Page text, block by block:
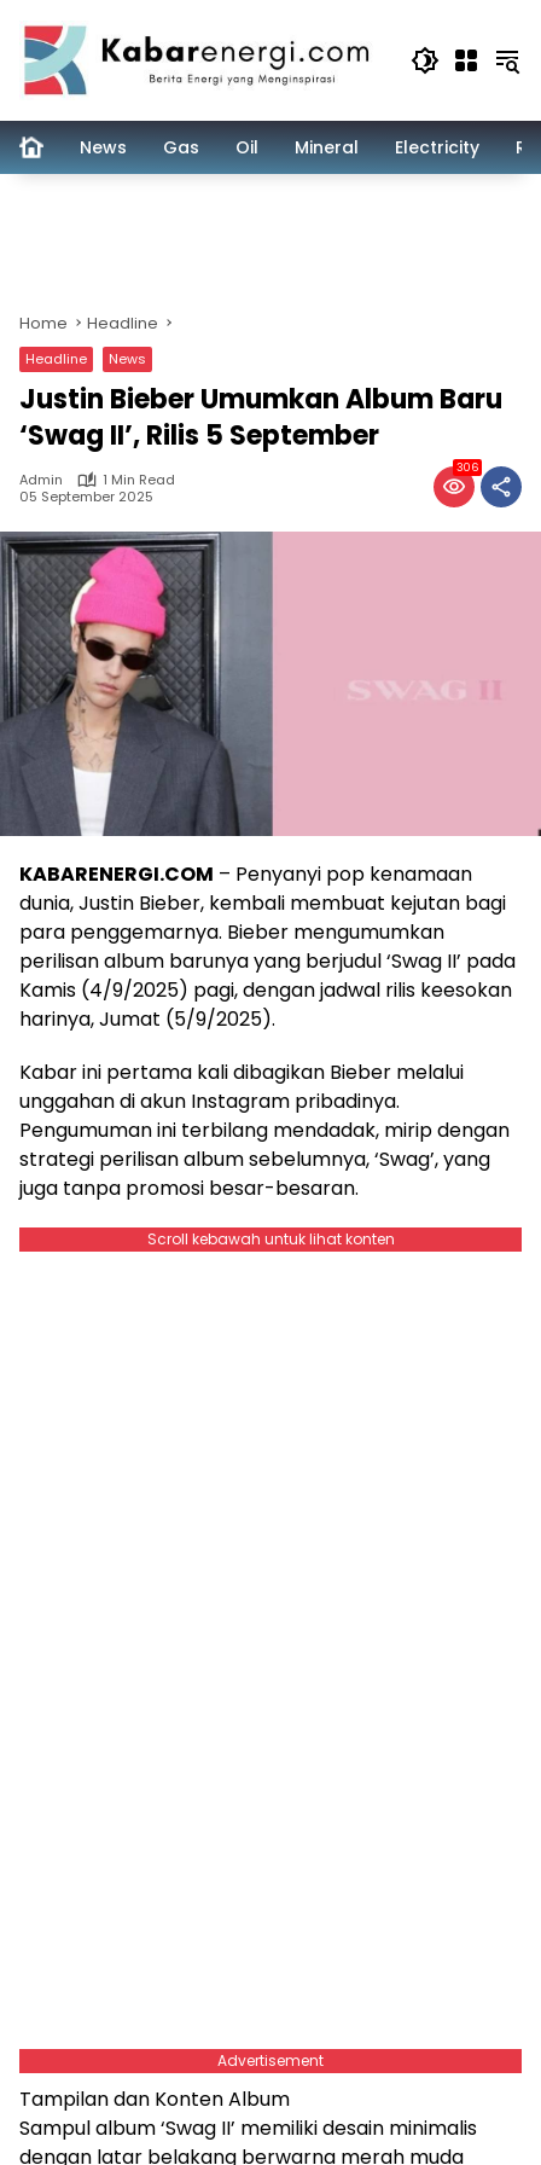
content
News Gas Oil Mineral Electricity
Home Headline
Headline News
Justin Bieber Umumkan Album Baru
‘Swag II’, Rilis 5 September
Admin
1 Min Read
05 September 2025
306
KABARENERGI.COM – Penyanyi pop kenamaan
dunia, Justin Bieber, kembali membuat kejutan bagi
para penggemarnya. Bieber mengumumkan
perilisan album barunya yang berjudul ‘Swag II’ pada
Kamis (4/9/2025) pagi, dengan jadwal rilis keesokan
harinya, Jumat (5/9/2025).
Kabar ini pertama kali dibagikan Bieber melalui
unggahan di akun Instagram pribadinya.
Pengumuman ini terbilang mendadak, mirip dengan
strategi perilisan album sebelumnya, ‘Swag’, yang
juga tanpa promosi besar-besaran.
Scroll kebawah untuk lihat konten
Advertisement
Tampilan dan Konten Album
Sampul album ‘Swag II’ memiliki desain minimalis
dengan latar belakang berwarna merah muda